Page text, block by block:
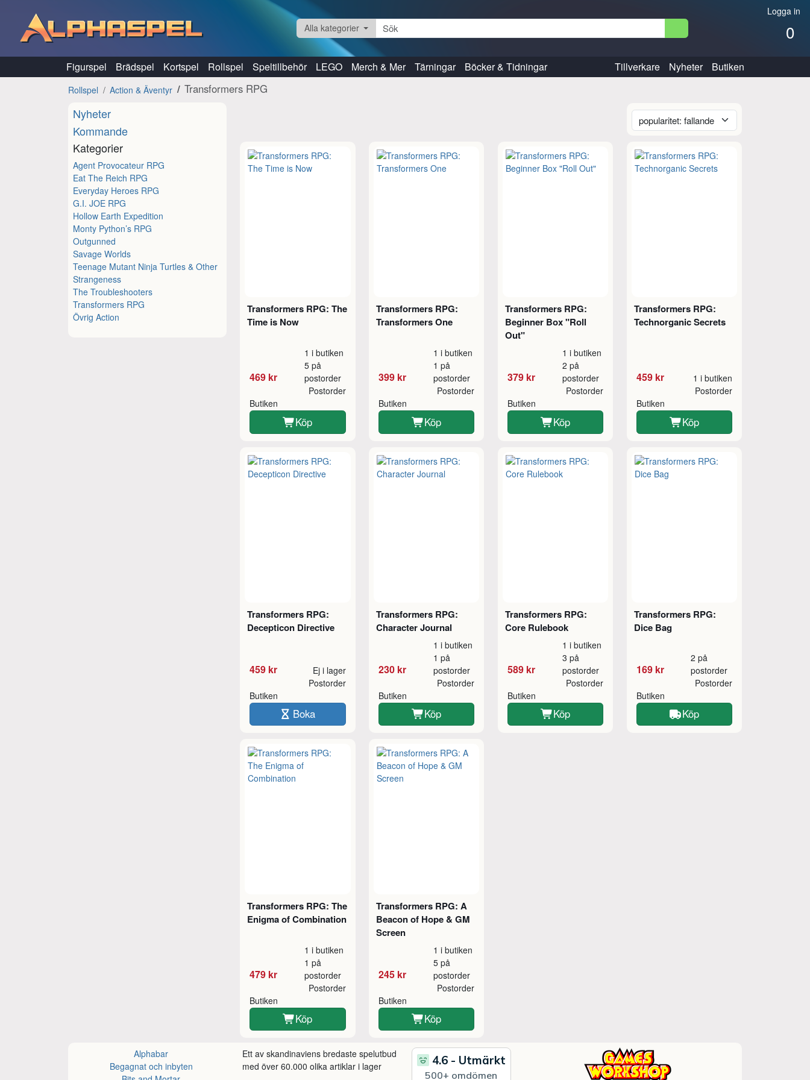
Logga in
0
Alla kategorier
Figurspel Brädspel Kortspel Rollspel Speltillbehör LEGO Merch & Mer Tärningar Böcker & Tidningar Tillverkare Nyheter Butiken
Rollspel Action & Äventyr Transformers RPG
Nyheter
Kommande
Kategorier
Agent Provocateur RPG
Eat The Reich RPG
Everyday Heroes RPG
G.I. JOE RPG
Hollow Earth Expedition
Monty Python’s RPG
Outgunned
Savage Worlds
Teenage Mutant Ninja Turtles & Other
Strangeness
The Troubleshooters
Transformers RPG
Övrig Action
Transformers RPG: The
Time is Now
469 kr
1 i butiken
5 på
postorder
Butiken
Postorder
Köp
Transformers RPG:
Transformers One
399 kr
1 i butiken
1 på
postorder
Butiken
Postorder
Köp
Transformers RPG:
Beginner Box "Roll
Out"
379 kr
1 i butiken
2 på
postorder
Butiken
Postorder
Köp
Transformers RPG:
Technorganic Secrets
459 kr 1 i butiken
Butiken
Postorder
Köp
Transformers RPG:
Decepticon Directive
459 kr Ej i lager
Butiken
Postorder
Boka
Transformers RPG:
Character Journal
230 kr
1 i butiken
1 på
postorder
Butiken
Postorder
Köp
Transformers RPG:
Core Rulebook
589 kr
1 i butiken
3 på
postorder
Butiken
Postorder
Köp
Transformers RPG:
Dice Bag
169 kr
2 på
postorder
Butiken
Postorder
Köp
Transformers RPG: The
Enigma of Combination
479 kr
1 i butiken
1 på
postorder
Butiken
Postorder
Köp
Transformers RPG: A
Beacon of Hope & GM
Screen
245 kr
1 i butiken
5 på
postorder
Butiken
Postorder
Köp
Alphabar
Begagnat och inbyten
Ett av skandinaviens bredaste spelutbud
med över 60.000 olika artiklar i lager